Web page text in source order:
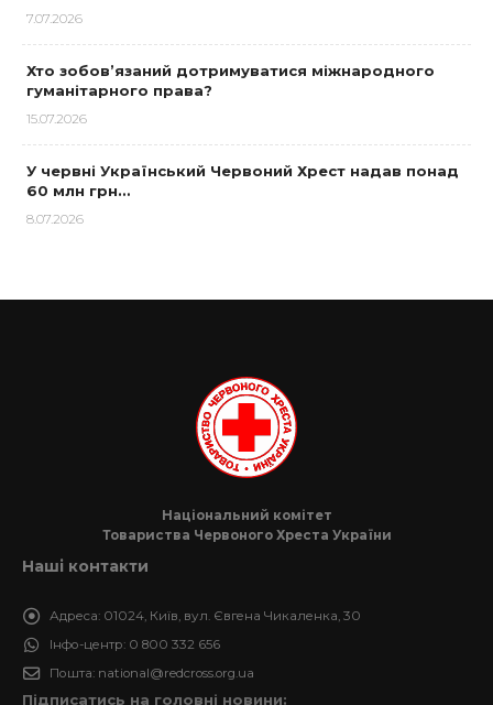
7.07.2026
Хто зобов’язаний дотримуватися міжнародного
гуманітарного права?
15.07.2026
У червні Український Червоний Хрест надав понад
60 млн грн…
8.07.2026
Національний комітет
Товариства Червоного Хреста України
Наші контакти
Адреса: 01024, Київ, вул. Євгена Чикаленка, 30
Інфо-центр: 0 800 332 656
Пошта: national@redcross.org.ua
Підписатись на головні новини: